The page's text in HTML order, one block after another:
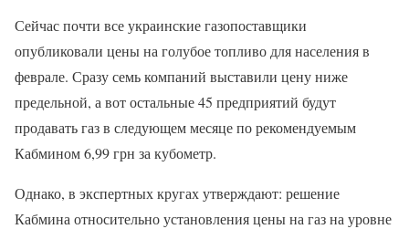
Сейчас почти все украинские газопоставщики
опубликовали цены на голубое топливо для населения в
феврале. Сразу семь компаний выставили цену ниже
предельной, а вот остальные 45 предприятий будут
продавать газ в следующем месяце по рекомендуемым
Кабмином 6,99 грн за кубометр.
Однако, в экспертных кругах утверждают: решение
Кабмина относительно установления цены на газ на уровне